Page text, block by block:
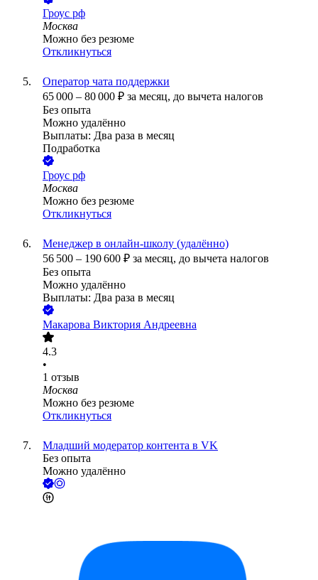
Гроус рф
Москва
Можно без резюме
Откликнуться
Оператор чата поддержки
65 000 – 80 000 ₽ за месяц, до вычета налогов
Без опыта
Можно удалённо
Выплаты: Два раза в месяц
Подработка
Гроус рф
Москва
Можно без резюме
Откликнуться
Менеджер в онлайн-школу (удалённо)
56 500 – 190 600 ₽ за месяц, до вычета налогов
Без опыта
Можно удалённо
Выплаты: Два раза в месяц
Макарова Виктория Андреевна
4.3
•
1 отзыв
Москва
Можно без резюме
Откликнуться
Младший модератор контента в VK
Без опыта
Можно удалённо